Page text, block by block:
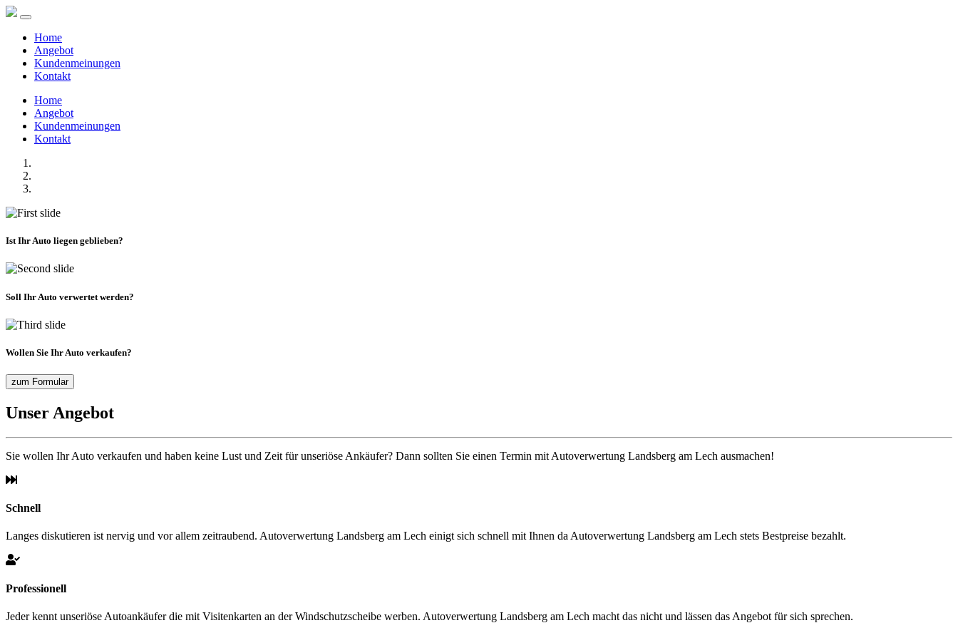
Home
Angebot
Kundenmeinungen
Kontakt
Home
Angebot
Kundenmeinungen
Kontakt
Ist Ihr Auto liegen geblieben?
Soll Ihr Auto verwertet werden?
Wollen Sie Ihr Auto verkaufen?
zum Formular
Unser Angebot
Sie wollen Ihr Auto verkaufen und haben keine Lust und Zeit für unseriöse Ankäufer? Dann sollten Sie einen Termin mit Autoverwertung Landsberg am Lech ausmachen!
Schnell
Langes diskutieren ist nervig und vor allem zeitraubend. Autoverwertung Landsberg am Lech einigt sich schnell mit Ihnen da Autoverwertung Landsberg am Lech stets Bestpreise bezahlt.
Professionell
Jeder kennt unseriöse Autoankäufer die mit Visitenkarten an der Windschutzscheibe werben. Autoverwertung Landsberg am Lech macht das nicht und lässen das Angebot für sich sprechen.